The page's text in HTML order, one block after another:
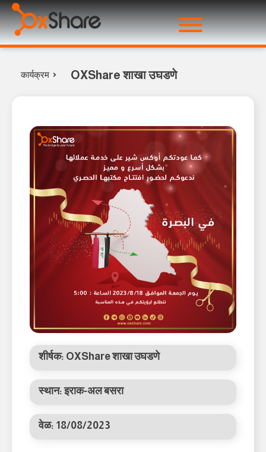
कार्यक्रम OXShare शाखा उघडणे
शीर्षक: OXShare शाखा उघडणे
स्थान:इराक-अल बसरा
वेळ: 18/08/2023